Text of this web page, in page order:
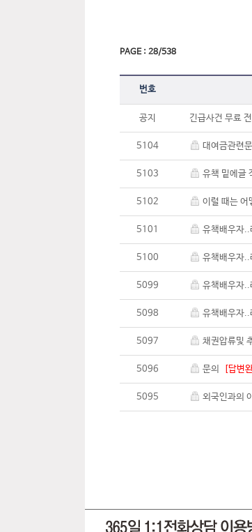
PAGE : 28/538
번호
공지 긴급사건 무료
5104 대여금관련
5103 유책 밑에글
5102 이럴 때는 어
5101 유책배우자
5100 유책배우자
5099 유책배우자
5098 유책배우자
5097 채권압류및
5096 문의 [답변
5095 외국인과의